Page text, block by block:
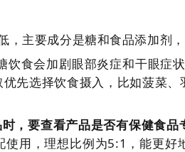
主要成分是糖和食品添加剂
食会加剧眼部炎症和干眼症
先选择饮食摄入，比如菠菜
，要查看产品是否有保健食品
用，理想比例为5:1，能更好